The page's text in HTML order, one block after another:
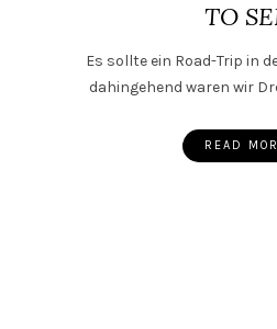
TO
Es sollte ein Road-Trip in
dahingehend waren wir
READ